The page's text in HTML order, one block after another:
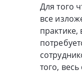
Для того
все
практике,
того,